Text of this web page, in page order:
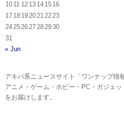
10 11 12 13 14 15 16
17 18 19 20 21 22 23
24 25 26 27 28 2930
31
« Jun
アキバ系ニュースサイト「ワンナップ情
アニメ・ゲーム・ホビー・PC・ガジェ
をお届けします。